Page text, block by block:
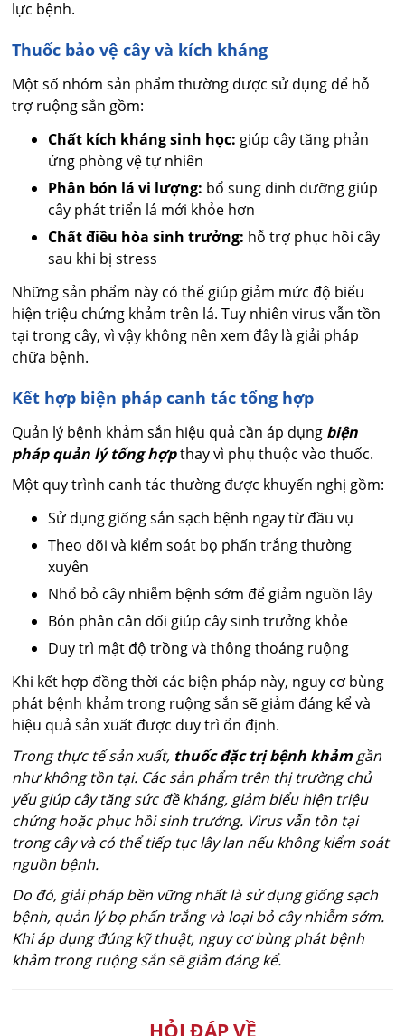
lực bệnh.
Thuốc bảo vệ cây và kích kháng
Một số nhóm sản phẩm thường được sử dụng để hỗ
trợ ruộng sắn gồm:
Chất kích kháng sinh học: giúp cây tăng phản
ứng phòng vệ tự nhiên
Phân bón lá vi lượng: bổ sung dinh dưỡng giúp
cây phát triển lá mới khỏe hơn
Chất điều hòa sinh trưởng: hỗ trợ phục hồi cây
sau khi bị stress
Những sản phẩm này có thể giúp giảm mức độ biểu
hiện triệu chứng khảm trên lá. Tuy nhiên virus vẫn tồn
tại trong cây, vì vậy không nên xem đây là giải pháp
chữa bệnh.
Kết hợp biện pháp canh tác tổng hợp
Quản lý bệnh khảm sắn hiệu quả cần áp dụng biện
pháp quản lý tổng hợpthay vì phụ thuộc vào thuốc.
Một quy trình canh tác thường được khuyến nghị gồm:
Sử dụng giống sắn sạch bệnh ngay từ đầu vụ
Theo dõi và kiểm soát bọ phấn trắng thường
xuyên
Nhổ bỏ cây nhiễm bệnh sớm để giảm nguồn lây
Bón phân cân đối giúp cây sinh trưởng khỏe
Duy trì mật độ trồng và thông thoáng ruộng
Khi kết hợp đồng thời các biện pháp này, nguy cơ bùng
phát bệnh khảm trong ruộng sắn sẽ giảm đáng kể và
hiệu quả sản xuất được duy trì ổn định.
Trong thực tế sản xuất, thuốc đặc trị bệnh khảm gần
như không tồn tại. Các sản phẩm trên thị trường chủ
yếu giúp cây tăng sức đề kháng, giảm biểu hiện triệu
chứng hoặc phục hồi sinh trưởng. Virus vẫn tồn tại
trong cây và có thể tiếp tục lây lan nếu không kiểm soát
nguồn bệnh.
Do đó, giải pháp bền vững nhất là sử dụng giống sạch
bệnh, quản lý bọ phấn trắng và loại bỏ cây nhiễm sớm.
Khi áp dụng đúng kỹ thuật, nguy cơ bùng phát bệnh
khảm trong ruộng sắn sẽ giảm đáng kể.
HỎI ĐÁP VỀ